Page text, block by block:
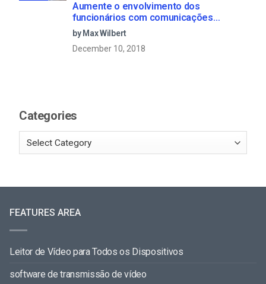
Aumente o envolvimento dos
funcionários com comunicações
empresariais em direto
by Max Wilbert
December 10, 2018
Categories
FEATURES AREA
Leitor de Vídeo para Todos os Dispositivos
software de transmissão de vídeo